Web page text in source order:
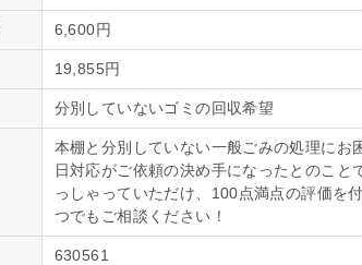
6,600円
19,855円
分別していないゴミの回収希望
本棚と分別していない一般ごみの処理にお
日対応がご依頼の決め手になったとのこ
っしゃっていただけ、100点満点の評価を
つでもご相談ください！
630561